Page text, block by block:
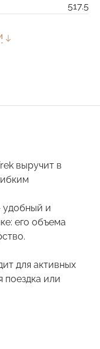
517.5
выручит в
удобный и
его объема
для активных
поездка или